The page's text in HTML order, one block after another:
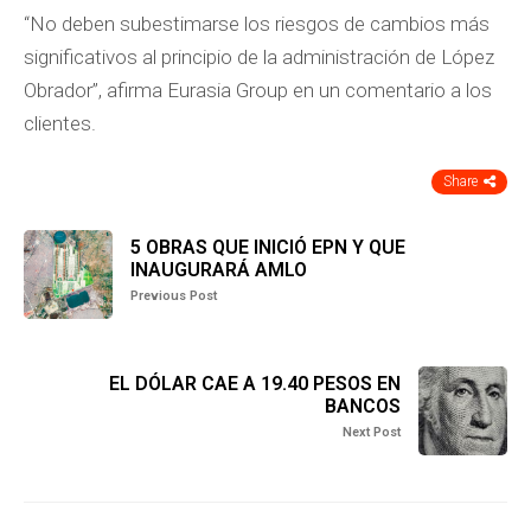
“No deben subestimarse los riesgos de cambios más
significativos al principio de la administración de López
Obrador”, afirma Eurasia Group en un comentario a los
clientes.
Share
5 OBRAS QUE INICIÓ EPN Y QUE
INAUGURARÁ AMLO
Previous Post
EL DÓLAR CAE A 19.40 PESOS EN
BANCOS
Next Post